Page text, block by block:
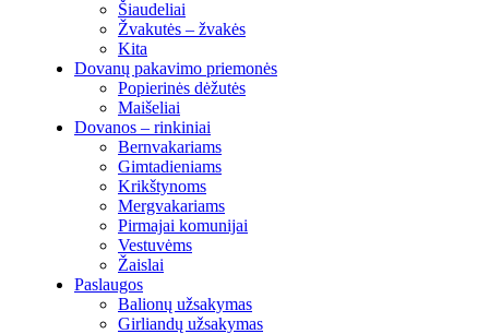
Šiaudeliai
Žvakutės – žvakės
Kita
Dovanų pakavimo priemonės
Popierinės dėžutės
Maišeliai
Dovanos – rinkiniai
Bernvakariams
Gimtadieniams
Krikštynoms
Mergvakariams
Pirmajai komunijai
Vestuvėms
Žaislai
Paslaugos
Balionų užsakymas
Girliandų užsakymas